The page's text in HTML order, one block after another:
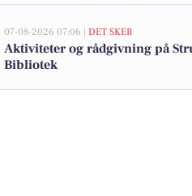
07-08-2026 07:06 | DET SKER
Aktiviteter og rådgivning på
Bibliotek